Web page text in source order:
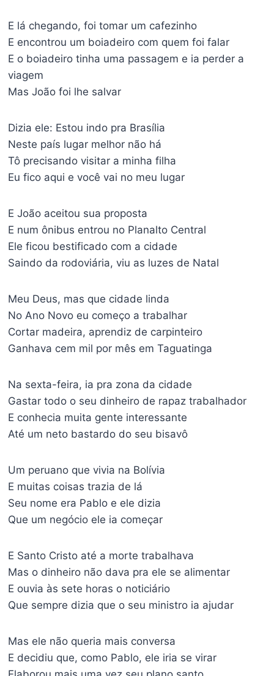
E lá chegando, foi tomar um cafezinho
E encontrou um boiadeiro com quem foi falar
E o boiadeiro tinha uma passagem e ia perder a
viagem
Mas João foi lhe salvar
Dizia ele: Estou indo pra Brasília
Neste país lugar melhor não há
Tô precisando visitar a minha filha
Eu fico aqui e você vai no meu lugar
E João aceitou sua proposta
E num ônibus entrou no Planalto Central
Ele ficou bestificado com a cidade
Saindo da rodoviária, viu as luzes de Natal
Meu Deus, mas que cidade linda
No Ano Novo eu começo a trabalhar
Cortar madeira, aprendiz de carpinteiro
Ganhava cem mil por mês em Taguatinga
Na sexta-feira, ia pra zona da cidade
Gastar todo o seu dinheiro de rapaz trabalhador
E conhecia muita gente interessante
Até um neto bastardo do seu bisavô
Um peruano que vivia na Bolívia
E muitas coisas trazia de lá
Seu nome era Pablo e ele dizia
Que um negócio ele ia começar
E Santo Cristo até a morte trabalhava
Mas o dinheiro não dava pra ele se alimentar
E ouvia às sete horas o noticiário
Que sempre dizia que o seu ministro ia ajudar
Mas ele não queria mais conversa
E decidiu que, como Pablo, ele iria se virar